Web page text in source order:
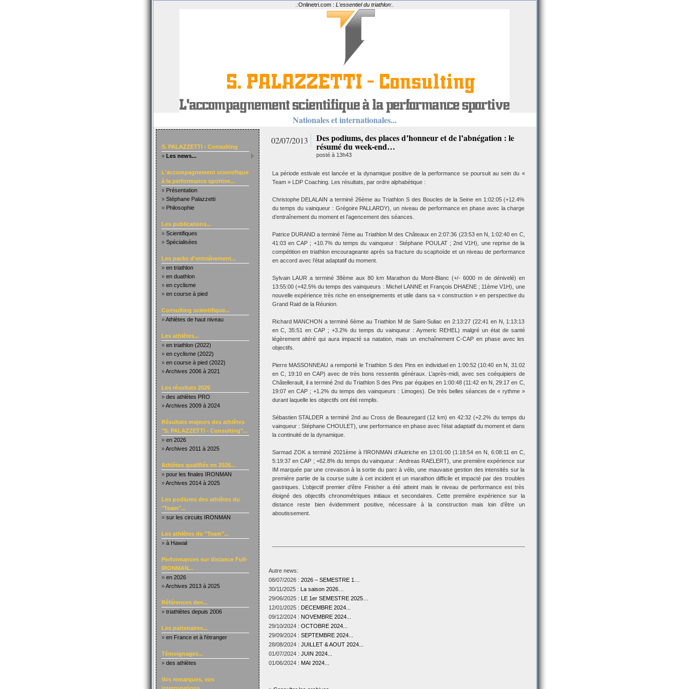
.:Onlinetri.com : L'essentiel du triathlon:.
Nationales et internationales...
S. PALAZZETTI - Consulting
» Les news...
L'accompagnement scientifique
à la performance sportive...
» Présentation
» Stéphane Palazzetti
» Philosophie
Les publications...
» Scientifiques
» Spécialisées
Les packs d'entraînement...
» en triathlon
» en duathlon
» en cyclisme
» en course à pied
Consulting scientifique...
»Athlètes de haut niveau
Les athlètes...
» en triathlon (2022)
» en cyclisme (2022)
» en course à pied (2022)
»Archives 2006 à 2021
Les résultats 2025
» des athlètes PRO
»Archives 2009 à 2024
Résultats majeurs des athlètes
"S. PALAZZETTI - Consulting"...
» en 2026
»Archives 2011 à 2025
Athlètes qualifiés en 2026...
» pour les finales IRONMAN
»Archives 2014 à 2025
Les podiums des athlètes du
"Team"...
» sur les circuits IRONMAN
Les athlètes du "Team"...
» à Hawaii
Performances sur distance Full-
IRONMAN...
» en 2026
»Archives 2013 à 2025
Références des...
» triathlètes depuis 2006
Les partenaires...
» en France et à l'étranger
Témoignages...
» des athlètes
Vos remarques, vos
02/07/2013 Des podiums, des places d’honneur et de l’abnégation : le
résumé du week-end…
posté à 13h43
La période estivale est lancée et la dynamique positive de la performance se poursuit au sein du «
Team » LDP Coaching. Les résultats, par ordre alphabétique :
Christophe DELALAIN a terminé 26ème au Triathlon S des Boucles de la Seine en 1:02:05 (+12.4%
du temps du vainqueur : Grégoire PALLARDY), un niveau de performance en phase avec la charge
d’entraînement du moment et l’agencement des séances.
Patrice DURAND a terminé 7ème au Triathlon M des Châteaux en 2:07:36 (23:53 en N, 1:02:40 en C,
41:03 en CAP ; +10.7% du temps du vainqueur : Stéphane POULAT ; 2nd V1H), une reprise de la
compétition en triathlon encourageante après sa fracture du scaphoïde et un niveau de performance
en accord avec l’état adaptatif du moment.
Sylvain LAUR a terminé 38ème aux 80 km Marathon du Mont-Blanc (+/- 6000 m de dénivelé) en
13:55:00 (+42.5% du temps des vainqueurs : Michel LANNE et François DHAENE ; 11ème V1H), une
nouvelle expérience très riche en enseignements et utile dans sa « construction » en perspective du
Grand Raid de la Réunion.
Richard MANCHON a terminé 6ème au Triathlon M de Saint-Suliac en 2:13:27 (22:41 en N, 1:13:13
en C, 35:51 en CAP ; +3.2% du temps du vainqueur : Aymeric REHEL) malgré un état de santé
légèrement altéré qui aura impacté sa natation, mais un enchaînement C-CAP en phase avec les
objectifs.
Pierre MASSONNEAU a remporté le Triathlon S des Pins en individuel en 1:00:52 (10:40 en N, 31:02
en C, 19:10 en CAP) avec de très bons ressentis généraux. L’après-midi, avec ses coéquipiers de
Châtellerault, il a terminé 2nd du Triathlon S des Pins par équipes en 1:00:48 (11:42 en N, 29:17 en C,
19:07 en CAP ; +1.2% du temps des vainqueurs : Limoges). De très belles séances de « rythme »
durant laquelle les objectifs ont été remplis.
Sébastien STALDER a terminé 2nd au Cross de Beauregard (12 km) en 42:32 (+2.2% du temps du
vainqueur : Stéphane CHOULET), une performance en phase avec l’état adaptatif du moment et dans
la continuité de la dynamique.
Sarmad ZOK a terminé 2021ème à l’IRONMAN d’Autriche en 13:01:00 (1:18:54 en N, 6:08:11 en C,
5:19:37 en CAP ; +62.8% du temps du vainqueur : Andreas RAELERT), une première expérience sur
IM marquée par une crevaison à la sortie du parc à vélo, une mauvaise gestion des intensités sur la
première partie de la course suite à cet incident et un marathon difficile et impacté par des troubles
gastriques. L’objectif premier d’être Finisher a été atteint mais le niveau de performance est très
éloigné des objectifs chronométriques initiaux et secondaires. Cette première expérience sur la
distance reste bien évidemment positive, nécessaire à la construction mais loin d’être un
aboutissement.
Autre news:
08/07/2026 : 2026 – SEMESTRE 1…
30/11/2025 : La saison 2026…
29/06/2025 : LE 1er SEMESTRE 2025…
12/01/2025 : DECEMBRE 2024...
09/12/2024 : NOVEMBRE 2024...
29/10/2024 : OCTOBRE 2024...
29/09/2024 : SEPTEMBRE 2024...
28/08/2024 : JUILLET & AOUT 2024...
01/07/2024 : JUIN 2024...
01/06/2024 : MAI 2024...